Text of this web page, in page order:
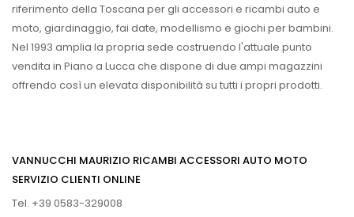
riferimento della Toscana per gli accessori e ricambi auto e
moto, giardinaggio, fai date, modellismo e giochi per bambini.
Nel 1993 amplia la propria sede costruendo l'attuale punto
vendita in Piano a Lucca che dispone di due ampi magazzini
offrendo così un elevata disponibilità su tutti i propri prodotti.
VANNUCCHI MAURIZIO RICAMBI ACCESSORI AUTO MOTO
SERVIZIO CLIENTI ONLINE
Tel. +39 0583-329008